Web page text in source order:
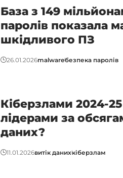
База з 149
паролів показала
шкідливого ПЗ
26.01.2026malwareбезпека паролів
Кіберзлами 2024-25
лідерами за
даних?
11.01.2026витік данихкіберзлам